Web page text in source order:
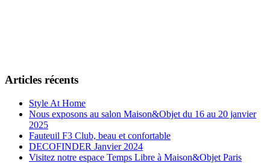
Articles récents
Style At Home
Nous exposons au salon Maison&Objet du 16 au 20 janvier
2025
Fauteuil F3 Club, beau et confortable
DECOFINDER Janvier 2024
Visitez notre espace Temps Libre à Maison&Objet Paris